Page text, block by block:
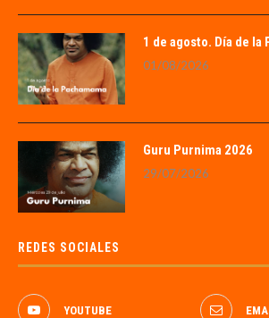
1 de agosto. Día de la
01/08/2026
Guru Purnima 2026
29/07/2026
REDES SOCIALES
YOUTUBE